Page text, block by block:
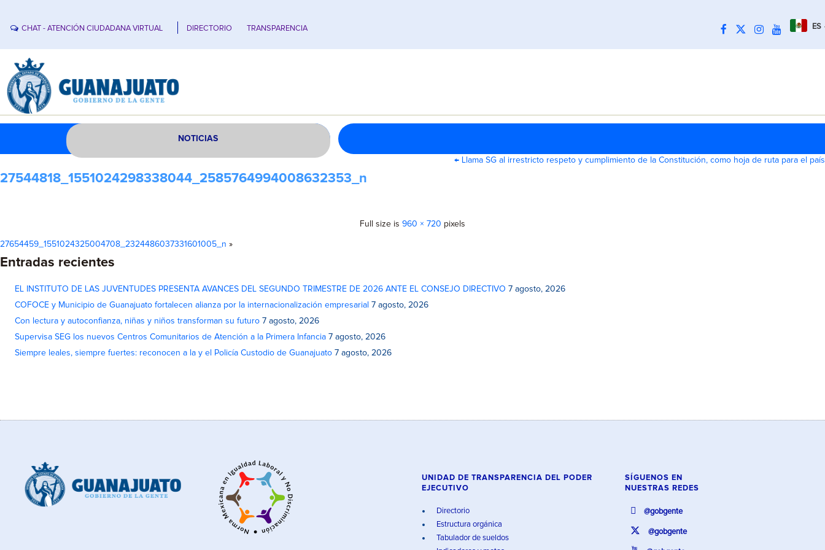
CHAT - ATENCIÓN CIUDADANA VIRTUAL DIRECTORIO TRANSPARENCIA ES
NOTICIAS
← Llama SG al irrestricto respeto y cumplimiento de la Constitución, como hoja de ruta para el país
27544818_1551024298338044_2585764994008632353_n
Full size is 960 × 720 pixels
27654459_1551024325004708_2324486037331601005_n »
Entradas recientes
EL INSTITUTO DE LAS JUVENTUDES PRESENTA AVANCES DEL SEGUNDO TRIMESTRE DE 2026 ANTE EL CONSEJO DIRECTIVO 7 agosto, 2026
COFOCE y Municipio de Guanajuato fortalecen alianza por la internacionalización empresarial 7 agosto, 2026
Con lectura y autoconfianza, niñas y niños transforman su futuro 7 agosto, 2026
Supervisa SEG los nuevos Centros Comunitarios de Atención a la Primera Infancia 7 agosto, 2026
Siempre leales, siempre fuertes: reconocen a la y el Policía Custodio de Guanajuato 7 agosto, 2026
UNIDAD DE TRANSPARENCIA DEL PODER
EJECUTIVO
Directorio
Estructura orgánica
Tabulador de sueldos
SÍGUENOS EN
NUESTRAS REDES
@gobgente
@gobgente